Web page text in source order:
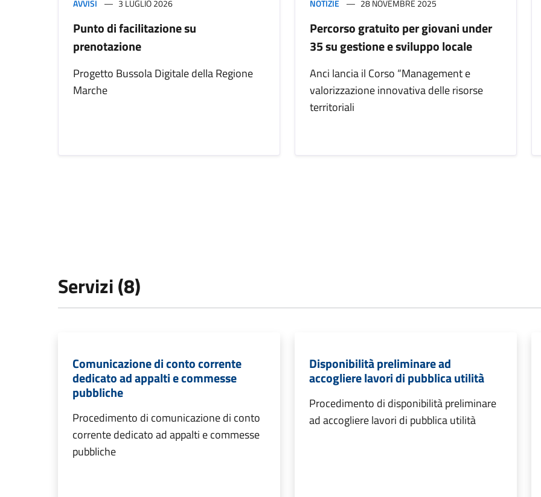
AVVISI 3 LUGLIO 2026
Punto di facilitazione su
prenotazione
Progetto Bussola Digitale della Regione
Marche
NOTIZIE 28 NOVEMBRE 2025
Percorso gratuito per giovani under
35 su gestione e sviluppo locale
Anci lancia il Corso “Management e
valorizzazione innovativa delle risorse
territoriali
Servizi (8)
Comunicazione di conto corrente
dedicato ad appalti e commesse
pubbliche
Procedimento di comunicazione di conto
corrente dedicato ad appalti e commesse
pubbliche
Disponibilità preliminare ad
accogliere lavori di pubblica utilità
Procedimento di disponibilità preliminare
ad accogliere lavori di pubblica utilità